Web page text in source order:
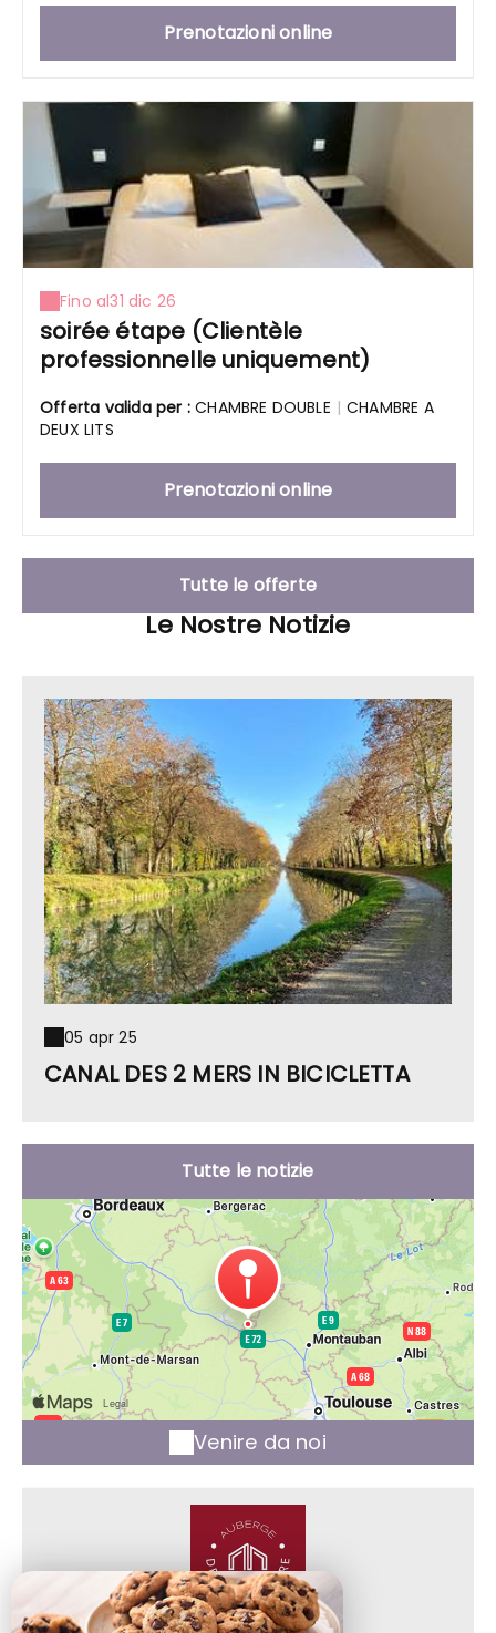
Prenotazioni online
Fino al31 dic 26
soirée étape (Clientèle
professionnelle uniquement)
Offerta valida per :CHAMBRE DOUBLE | CHAMBRE A
DEUX LITS
Prenotazioni online
Tutte le offerte
Le Nostre Notizie
05 apr 25
CANAL DES 2 MERS IN BICICLETTA
Tutte le notizie
Venire da noi